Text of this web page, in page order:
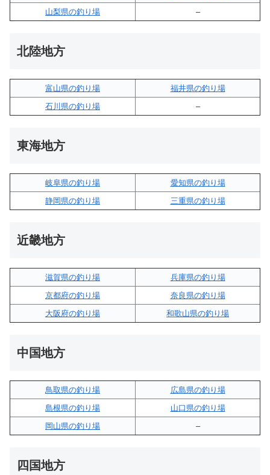
山梨県の釣り場
–
北陸地方
富山県の釣り場
福井県の釣り場
石川県の釣り場
–
東海地方
岐阜県の釣り場
愛知県の釣り場
静岡県の釣り場
三重県の釣り場
近畿地方
滋賀県の釣り場
兵庫県の釣り場
京都府の釣り場
奈良県の釣り場
大阪府の釣り場
和歌山県の釣り場
中国地方
鳥取県の釣り場
広島県の釣り場
島根県の釣り場
山口県の釣り場
岡山県の釣り場
–
四国地方